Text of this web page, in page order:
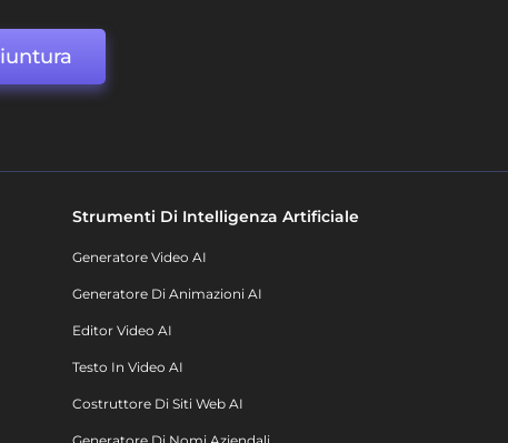
Strumenti Di Intelligenza Artificiale
Generatore Video AI
Generatore Di Animazioni AI
Editor Video AI
Testo In Video AI
Costruttore Di Siti Web AI